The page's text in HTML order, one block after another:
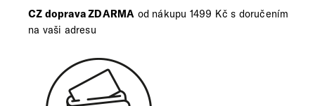
CZ doprava ZDARMA od nákupu 1499 Kč s doručením
na vaši adresu